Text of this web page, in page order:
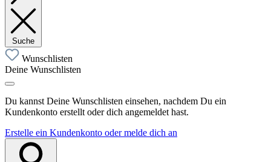
Suche
Wunschlisten
Deine Wunschlisten
Du kannst Deine Wunschlisten einsehen, nachdem Du ein
Kundenkonto erstellt oder dich angemeldet hast.
Erstelle ein Kundenkonto oder melde dich an